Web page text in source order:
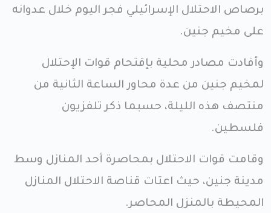
برصاص الاحتلال الإسرائيلي فجر اليوم خلال عدوانه
على مخيم جنين.
وأفادت مصادر محلية بإقتحام قوات الإحتلال
لمخيم جنين من عدة محاور الساعة الثانية من
منتصف هذه الليلة، حسبما ذكر تلفزيون
فلسطين.
وقامت قوات الاحتلال بمحاصرة أحد المنازل وسط
مدينة جنين، حيث اعتات قناصة الاحتلال المنازل
المحيطة بالمنزل المحاصر.